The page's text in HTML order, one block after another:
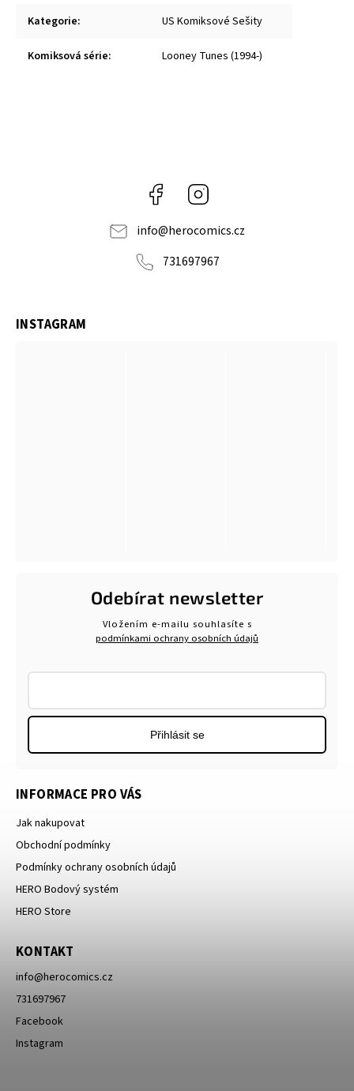
Kategorie: US Komiksové Sešity
Komiksová série: Looney Tunes (1994-)
Facebook
info@herocomics.cz
731697967
INFORMACE PRO VÁS
Jak nakupovat
Obchodní podmínky
Podmínky ochrany osobních údajů
HERO Bodový systém
HERO Store
KONTAKT
info@herocomics.cz
731697967
Facebook
Instagram
INSTAGRAM
Odebírat newsletter
Vložením e-mailu souhlasíte s
podmínkami ochrany osobních údajů
Přihlásit se